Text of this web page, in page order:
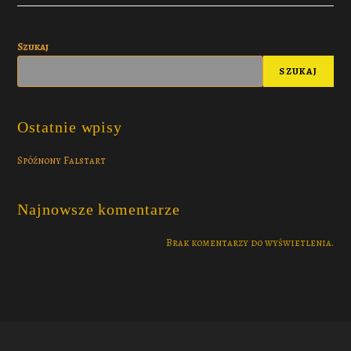
Szukaj
SZUKAJ
Ostatnie wpisy
Spóźnony Falstart
Najnowsze komentarze
Brak komentarzy do wyświetlenia.